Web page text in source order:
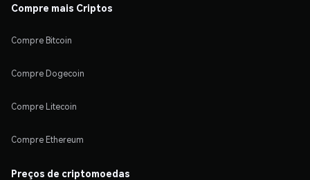
Compre mais Criptos
Compre Bitcoin
Compre Dogecoin
Compre Litecoin
Compre Ethereum
Preços de criptomoedas